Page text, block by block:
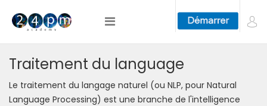
Traitement du language
Le traitement du langage naturel (ou NLP, pour Natural
Language Processing) est une branche de l'intelligence